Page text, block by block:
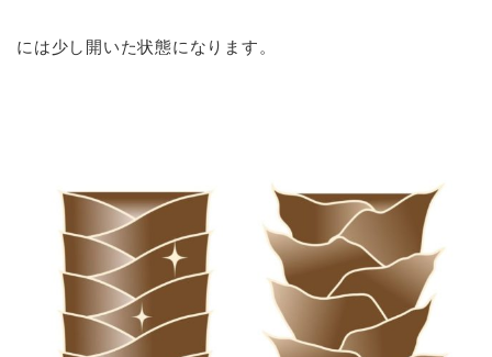
には少し開いた状態になります。